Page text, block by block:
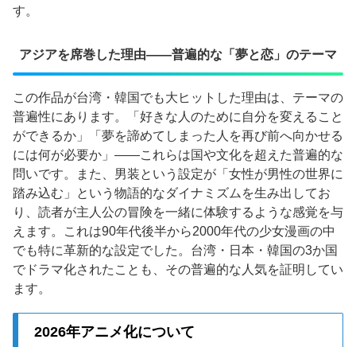
す。
アジアを席巻した理由——普遍的な「夢と恋」のテーマ
この作品が台湾・韓国でも大ヒットした理由は、テーマの
普遍性にあります。「好きな人のために自分を変えること
ができるか」「夢を諦めてしまった人を再び前へ向かせる
には何が必要か」——これらは国や文化を超えた普遍的な
問いです。また、男装という設定が「女性が男性の世界に
踏み込む」という物語的なダイナミズムを生み出してお
り、読者が主人公の冒険を一緒に体験するような感覚を与
えます。これは90年代後半から2000年代の少女漫画の中
でも特に革新的な設定でした。台湾・日本・韓国の3か国
でドラマ化されたことも、その普遍的な人気を証明してい
ます。
2026年アニメ化について